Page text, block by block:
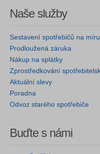
Naše služby
Sestavení spotřebičů na míru
Prodloužená záruka
Nákup na splátky
Zprostředkování
Aktuální slevy
Poradna
Odvoz starého spotřebiče
Buďte s námi